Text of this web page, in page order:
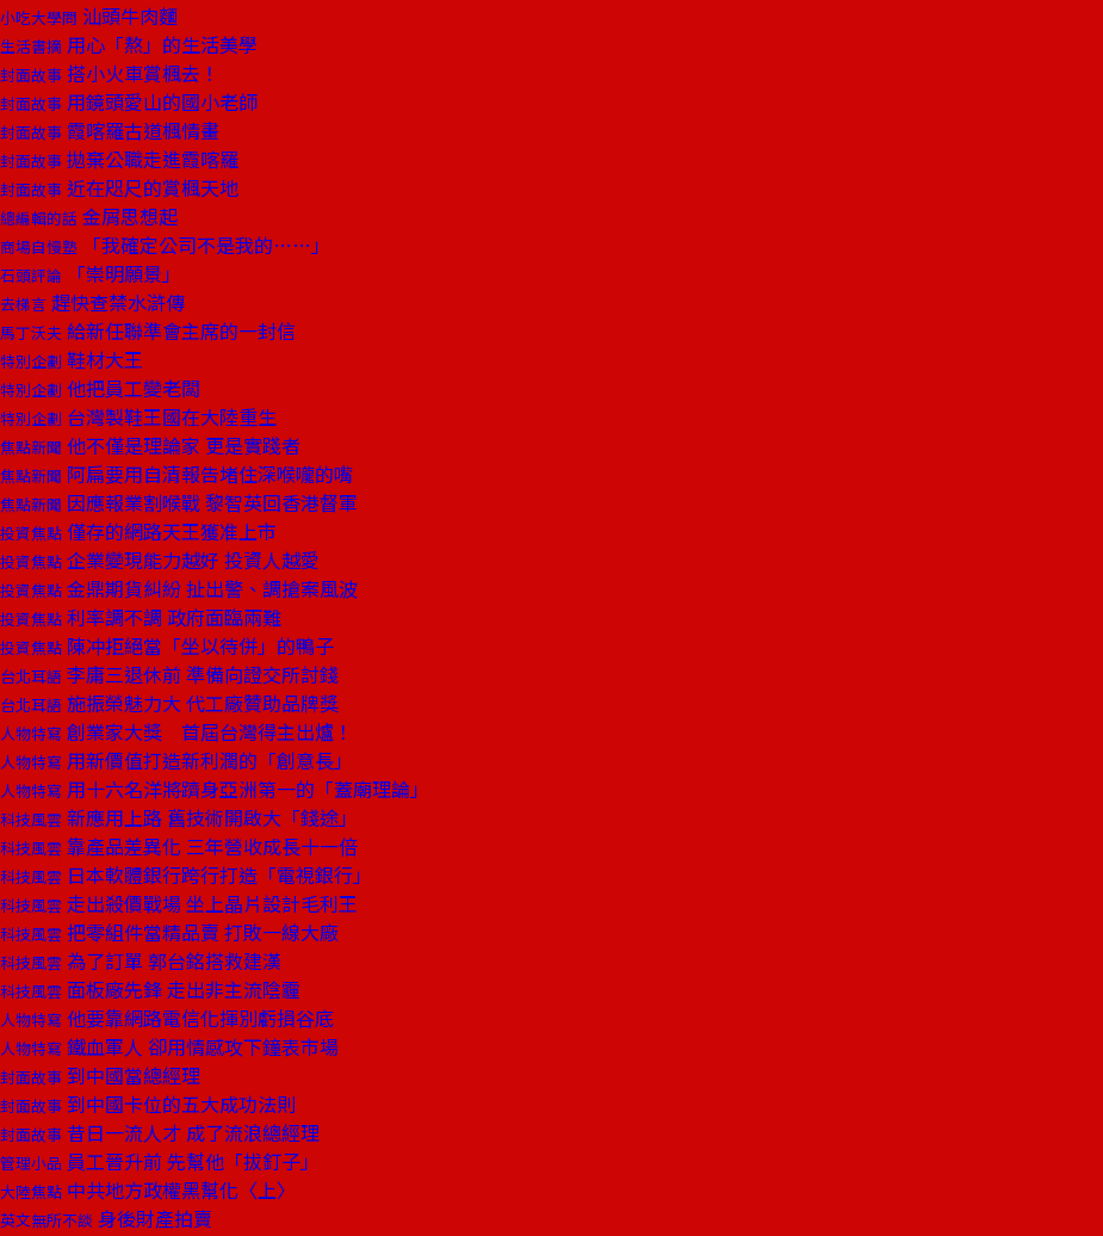
小吃大學問 汕頭牛肉麵
生活書摘 用心「熬」的生活美學
封面故事 搭小火車賞楓去！
封面故事 用鏡頭愛山的國小老師
封面故事 霞喀羅古道楓情畫
封面故事 拋棄公職走進霞喀羅
封面故事 近在咫尺的賞楓天地
總編輯的話 金屑思想起
商場自慢塾 「我確定公司不是我的……」
石頭評論 「崇明願景」
去梯言 趕快查禁水滸傳
馬丁沃夫 給新任聯準會主席的一封信
特別企劃 鞋材大王
特別企劃 他把員工變老闆
特別企劃 台灣製鞋王國在大陸重生
焦點新聞 他不僅是理論家 更是實踐者
焦點新聞 阿扁要用自清報告堵住深喉嚨的嘴
焦點新聞 因應報業割喉戰 黎智英回香港督軍
投資焦點 僅存的網路天王獲准上市
投資焦點 企業變現能力越好 投資人越愛
投資焦點 金鼎期貨糾紛 扯出警、調搶案風波
投資焦點 利率調不調 政府面臨兩難
投資焦點 陳冲拒絕當「坐以待併」的鴨子
台北耳語 李庸三退休前 準備向證交所討錢
台北耳語 施振榮魅力大 代工廠贊助品牌獎
人物特寫 創業家大獎 首屆台灣得主出爐！
人物特寫 用新價值打造新利潤的「創意長」
人物特寫 用十六名洋將躋身亞洲第一的「蓋廟理論」
科技風雲 新應用上路 舊技術開啟大「錢途」
科技風雲 靠產品差異化 三年營收成長十一倍
科技風雲 日本軟體銀行跨行打造「電視銀行」
科技風雲 走出殺價戰場 坐上晶片設計毛利王
科技風雲 把零組件當精品賣 打敗一線大廠
科技風雲 為了訂單 郭台銘搭救建漢
科技風雲 面板廠先鋒 走出非主流陰霾
人物特寫 他要靠網路電信化揮別虧損谷底
人物特寫 鐵血軍人 卻用情感攻下鐘表市場
封面故事 到中國當總經理
封面故事 到中國卡位的五大成功法則
封面故事 昔日一流人才 成了流浪總經理
管理小品 員工晉升前 先幫他「拔釘子」
大陸焦點 中共地方政權黑幫化〈上〉
英文無所不談 身後財產拍賣